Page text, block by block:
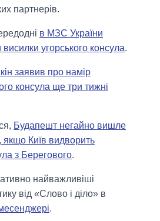
партнерів.
в МЗС України
угорського консула.
заявив про намір
консула ще три тижні
Будапешт негайно вишле
якщо Київ видворить
з Берегового.
найважливіші
від «Слово і діло» в
.